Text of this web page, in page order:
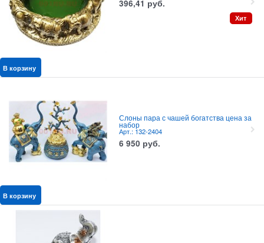
396,41 руб.
Хит
В корзину
Слоны пара с чашей богатства цена за
набор
Арт.: 132-2404
6 950 руб.
В корзину